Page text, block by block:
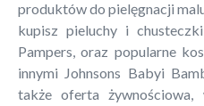
produktów do pielęgnacji
kupisz pieluchy i
Pampers, oraz popularne
innymi Johnsons Babyi
także oferta